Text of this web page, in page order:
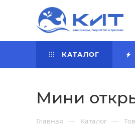
КАТАЛОГ
Мини
Главная — Каталог —